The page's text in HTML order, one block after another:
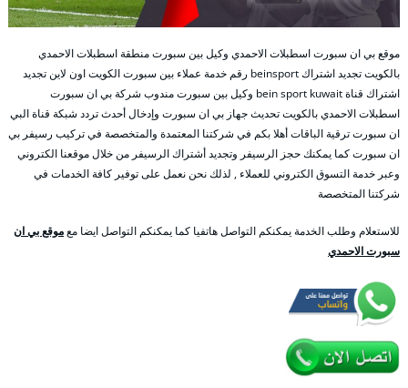
موقع بي ان سبورت اسطبلات الاحمدي وكيل بين سبورت منطقة اسطبلات الاحمدي
بالكويت تجديد اشتراك beinsport رقم خدمة عملاء بين سبورت الكويت اون لاين تجديد
اشتراك قناة bein sport kuwait وكيل بين سبورت مندوب شركة بي ان سبورت
اسطبلات الاحمدي بالكويت تحديث جهاز بي ان سبورت وإدخال أحدث تردد شبكة قناة البي
ان سبورت ترقية الباقات أهلا بكم في شركتنا المعتمدة والمتخصصة في تركيب رسيفر بي
ان سبورت كما يمكنك حجز الرسيفر وتجديد أشتراك الرسيفر من خلال موقعنا الكتروني
وعبر خدمة التسوق الكتروني للعملاء , لذلك نحن نعمل على توفير كافة الخدمات في
شركتنا المتخصصة
للاستعلام وطلب الخدمة يمكنكم التواصل هاتفيا كما يمكنكم التواصل ايضا معموقع بي ان
سبورت الاحمدي